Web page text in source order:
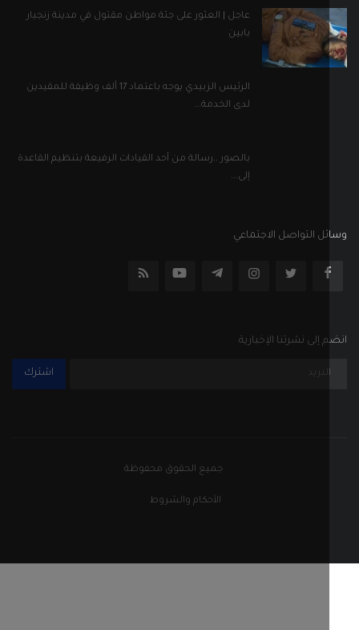
عاجل | العثور على جثة مواطن مقتول في مدينة زنجبار
بابين
الرئيس الزبيدي يوجه باعتماد 17 ألف وظيفة للمقيدين
لدى الخدمة...
بالصور ..رسالة من أحد القيادات الرفيعة بتنظيم القاعدة
التواصل الاجتماعي
إلى نشرتنا الإخبارية
جميع الحقوق محفوظة
الأحكام والشروط